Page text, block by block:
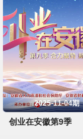
2025-11-04期
创业在安徽第9季